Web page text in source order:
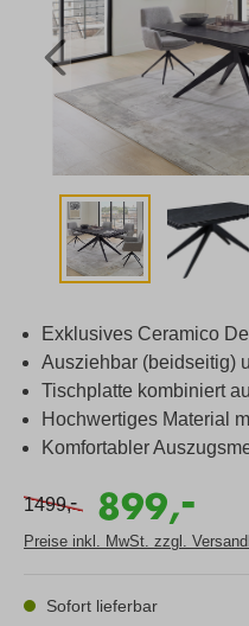
Exklusives Ceramico
Ausziehbar (beidseitig)
Tischplatte kombiniert
Hochwertiges Material
Komfortabler
1499,- 899,
-
Preise inkl. MwSt. zzgl.
Sofort lieferbar